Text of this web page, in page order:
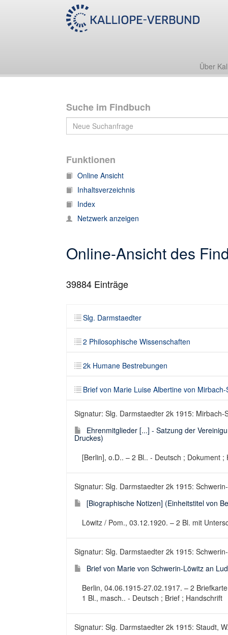
Über
Suche im Findbuch
Funktionen
Online Ansicht
Inhaltsverzeichnis
Index
Netzwerk anzeigen
Online-Ansicht des
39884 Einträge
Slg. Darmstaedter
2 Philosophische Wissenschaften
Slg. Darmstaedter
2 Philosophische Wissenschaften
2k Humane Bestrebungen
Brief von Marie Luise Albertine von
Signatur: Slg. Darmstaedter 2k 1915:
Ehrenmitglieder [...] - Satzung der
Druckes)
[Berlin], o.D.. – 2 Bl.. - Deutsch ; Dokument ;
Signatur: Slg. Darmstaedter 2k 1915:
[Biographische Notizen] (Einheitstitel von
Löwitz / Pom., 03.12.1920. – 2 Bl. mit
Signatur: Slg. Darmstaedter 2k 1915:
Brief von Marie von Schwerin-Löwitz an
Berlin, 04.06.1915-27.02.1917. – 2
1 Bl., masch.. - Deutsch ; Brief ; Handschrift
Signatur: Slg. Darmstaedter 2k 1915: Staudt,